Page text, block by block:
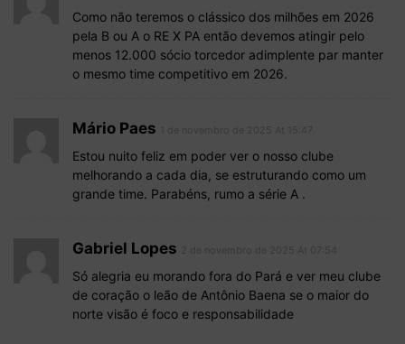
Como não teremos o clássico dos milhões em 2026
pela B ou A o RE X PA então devemos atingir pelo
menos 12.000 sócio torcedor adimplente par manter
o mesmo time competitivo em 2026.
Mário Paes
Estou nuito feliz em poder ver o nosso clube
melhorando a cada dia, se estruturando como um
grande time. Parabéns, rumo a série A .
Gabriel Lopes
Só alegria eu morando fora do Pará e ver meu clube
de coração o leão de Antônio Baena se o maior do
norte visão é foco e responsabilidade